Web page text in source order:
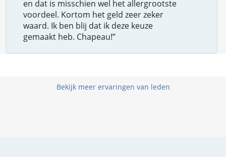
en dat is misschien wel het allergrootste
voordeel. Kortom het geld zeer zeker
waard. Ik ben blij dat ik deze keuze
gemaakt heb. Chapeau!”
Bekijk meer ervaringen van leden